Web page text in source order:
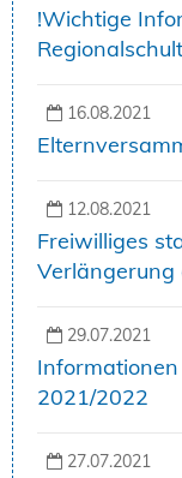
!Wichtige
16.08.2021
12.08.2021
Freiwilliges
29.07.2021
2021/2022
27.07.2021